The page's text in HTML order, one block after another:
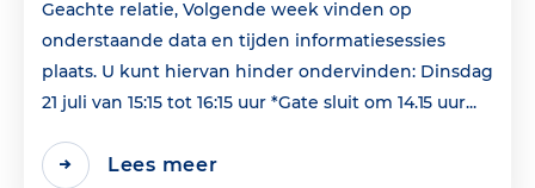
Geachte relatie, Volgende week vinden op
onderstaande data en tijden informatiesessies
plaats. U kunt hiervan hinder ondervinden: Dinsdag
21 juli van 15:15 tot 16:15 uur *Gate sluit om 14.15 uur...
Lees meer